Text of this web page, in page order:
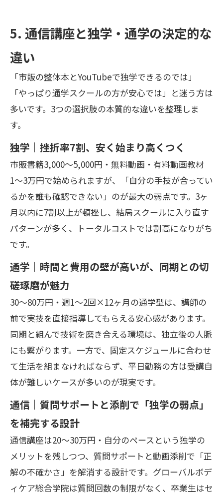
5. 通信講座と独学・通学の決定的な
違い
「市販の整体本とYouTubeで独学できるのでは」
「やっぱり通学スクールの方が安心では」と迷う方は
多いです。3つの選択肢の本質的な違いを整理しま
す。
独学｜挫折率7割、安く始まり高くつく
市販書籍3,000〜5,000円・無料動画・有料動画教材
1〜3万円で始められますが、「自分の手技が合ってい
るかを誰も確認できない」のが最大の弱点です。3ヶ
月以内に7割以上が頓挫し、結局スクールに入り直す
パターンが多く、トータルコストでは割高になりがち
です。
通学｜時間と費用の壁が高いが、同期との切
磋琢磨が魅力
30〜80万円・週1〜2回×12ヶ月の通学型は、講師の
前で実技を直接指導してもらえる安心感があります。
同期と組んで技術を磨き合える環境は、独立後の人脈
にも繋がります。一方で、固定スケジュールに合わせ
て生活を組まなければならず、平日勤務の方は受講自
体が難しいケースが多いのが現実です。
通信｜質問サポートと添削で「独学の弱点」
を補完する設計
通信講座は20〜30万円・自分のペースという独学の
メリットを残しつつ、質問サポートと動画添削で「正
解の不確かさ」を解消する設計です。グローバルボデ
ィケア総合学院は質問回数の制限がなく、卒業生はセ